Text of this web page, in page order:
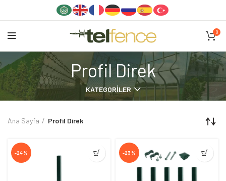
0
Profil Direk
KATEGORILER
Ana Sayfa Profil Direk
-24% -23%